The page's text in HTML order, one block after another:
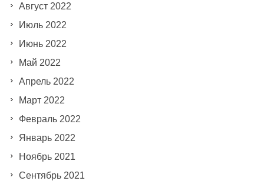
Август 2022
Июль 2022
Июнь 2022
Май 2022
Апрель 2022
Март 2022
Февраль 2022
Январь 2022
Ноябрь 2021
Сентябрь 2021